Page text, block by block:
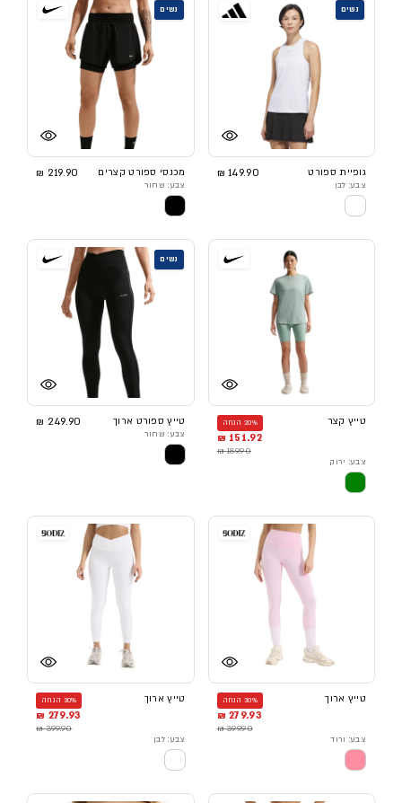
נשים
גופיית ספורט 149.90 ₪
צבע: לבן
נשים
מכנסי ספורט קצרים 219.90 ₪
צבע: שחור
טייץ קצר 20% הנחה
151.92 ₪
189.90 ₪
צבע: ירוק
נשים
טייץ ספורט ארוך 249.90 ₪
צבע: שחור
טייץ ארוך 30% הנחה
279.93 ₪
399.90 ₪
צבע: ורוד
טייץ ארוך 30% הנחה
279.93 ₪
399.90 ₪
צבע: לבן